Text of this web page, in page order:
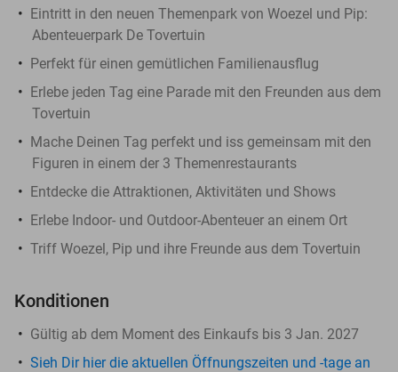
Eintritt in den neuen Themenpark von Woezel und Pip:
Abenteuerpark De Tovertuin
Perfekt für einen gemütlichen Familienausflug
Erlebe jeden Tag eine Parade mit den Freunden aus dem
Tovertuin
Mache Deinen Tag perfekt und iss gemeinsam mit den
Figuren in einem der 3 Themenrestaurants
Entdecke die Attraktionen, Aktivitäten und Shows
Erlebe Indoor- und Outdoor-Abenteuer an einem Ort
Triff Woezel, Pip und ihre Freunde aus dem Tovertuin
Konditionen
Gültig ab dem Moment des Einkaufs bis 3 Jan. 2027
Sieh Dir hier die aktuellen Öffnungszeiten und -tage an